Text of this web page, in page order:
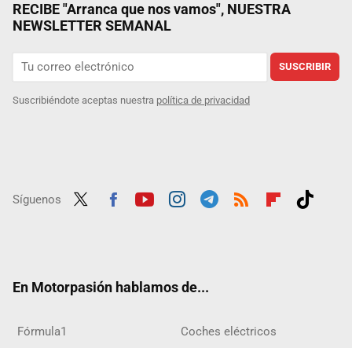
RECIBE "Arranca que nos vamos", NUESTRA
NEWSLETTER SEMANAL
SUSCRIBIR
Suscribiéndote aceptas nuestra política de privacidad
Síguenos
En Motorpasión hablamos de...
Fórmula1 Coches eléctricos